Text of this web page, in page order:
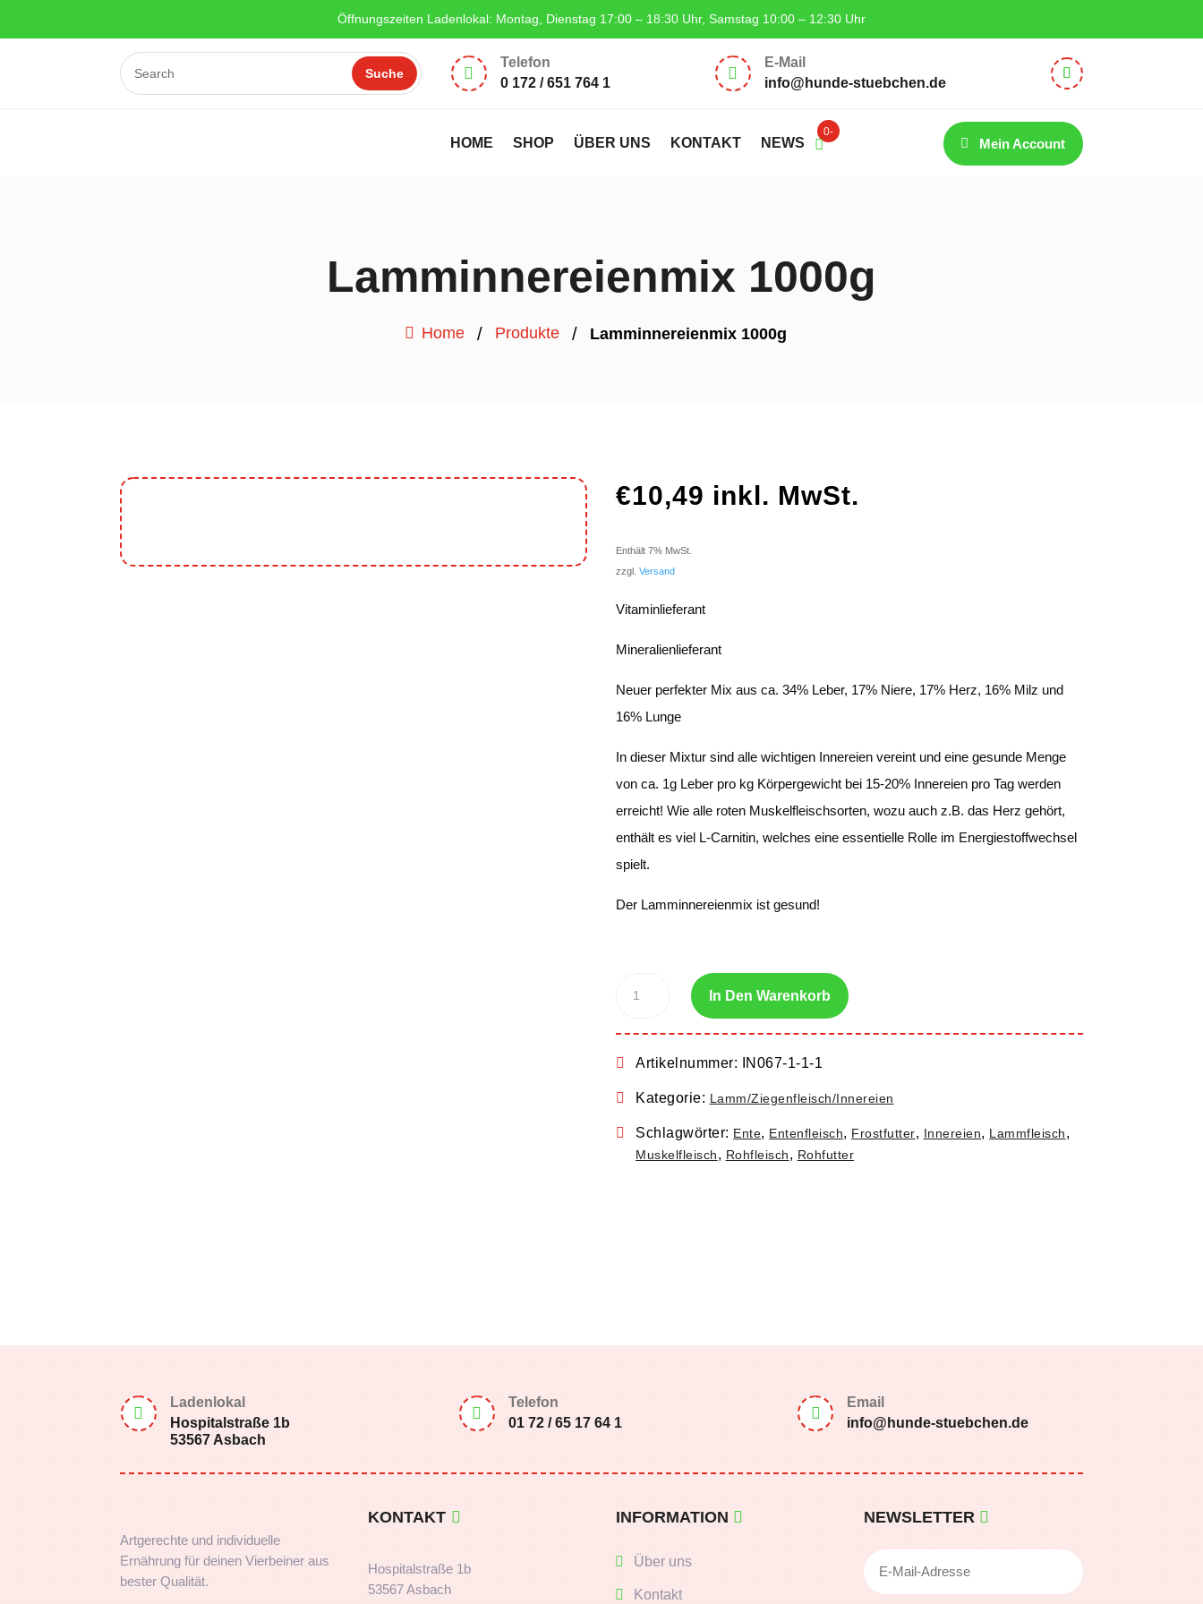
Öffnungszeiten Ladenlokal: Montag, Dienstag 17:00 – 18:30 Uhr, Samstag 10:00 – 12:30 Uhr

Telefon
0 172 / 651 764 1

E-Mail
info@hunde-stuebchen.de
HOME SHOP ÜBER UNS KONTAKT NEWS
0-
Mein Account
Lamminnereienmix 1000g
Home / Produkte / Lamminnereienmix 1000g
€10,49 inkl. MwSt.
Enthält 7% MwSt.
zzgl.Versand
Vitaminlieferant
Mineralienlieferant
Neuer perfekter Mix aus ca. 34% Leber, 17% Niere, 17% Herz, 16% Milz und
16% Lunge
In dieser Mixtur sind alle wichtigen Innereien vereint und eine gesunde Menge
von ca. 1g Leber pro kg Körpergewicht bei 15-20% Innereien pro Tag werden
erreicht! Wie alle roten Muskelfleischsorten, wozu auch z.B. das Herz gehört,
enthält es viel L-Carnitin, welches eine essentielle Rolle im Energiestoffwechsel
spielt.
Der Lamminnereienmix ist gesund!
In Den Warenkorb
Artikelnummer: IN067-1-1-1
Kategorie: Lamm/Ziegenfleisch/Innereien
Schlagwörter: Ente, Entenfleisch, Frostfutter, Innereien, Lammfleisch,
Muskelfleisch, Rohfleisch, Rohfutter

Ladenlokal
Hospitalstraße 1b
53567 Asbach

Telefon
01 72 / 65 17 64 1

Email
info@hunde-stuebchen.de
Artgerechte und individuelle
Ernährung für deinen Vierbeiner aus
bester Qualität.
KONTAKT
Hospitalstraße 1b
53567 Asbach
INFORMATION
Über uns
Kontakt
NEWSLETTER